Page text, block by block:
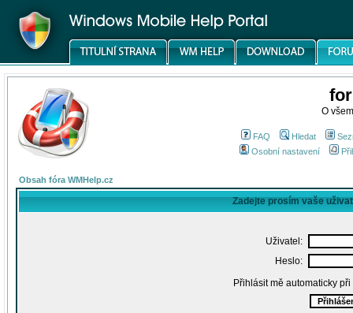
O
FAQ Hledat
Osobní nastavení
Obsah fóra WMHelp.cz
Zadejte prosím vaše
Uživatel:
Heslo:
Přihlásit mě automaticky